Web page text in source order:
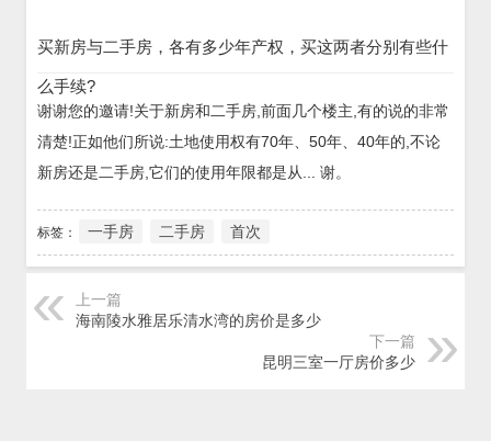
买新房与二手房，各有多少年产权，买这两者分别有些什
么手续?
谢谢您的邀请!关于新房和二手房,前面几个楼主,有的说的非常
清楚!正如他们所说:土地使用权有70年、50年、40年的,不论
新房还是二手房,它们的使用年限都是从... 谢。
标签： 一手房 二手房 首次
上一篇
海南陵水雅居乐清水湾的房价是多少
下一篇
昆明三室一厅房价多少